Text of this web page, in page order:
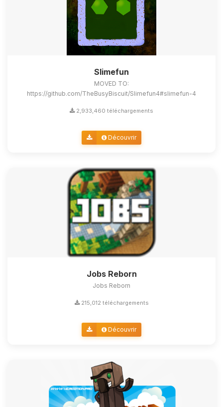
Slimefun
MOVED TO:
https://github.com/TheBusyBiscuit/Slimefun4#slimefun-4
2,933,460 téléchargements
Découvrir
Jobs Reborn
Jobs Reborn
215,012 téléchargements
Découvrir